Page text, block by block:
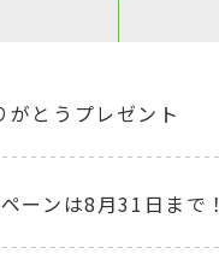
とうプレゼント
ーンは8月31日まで！